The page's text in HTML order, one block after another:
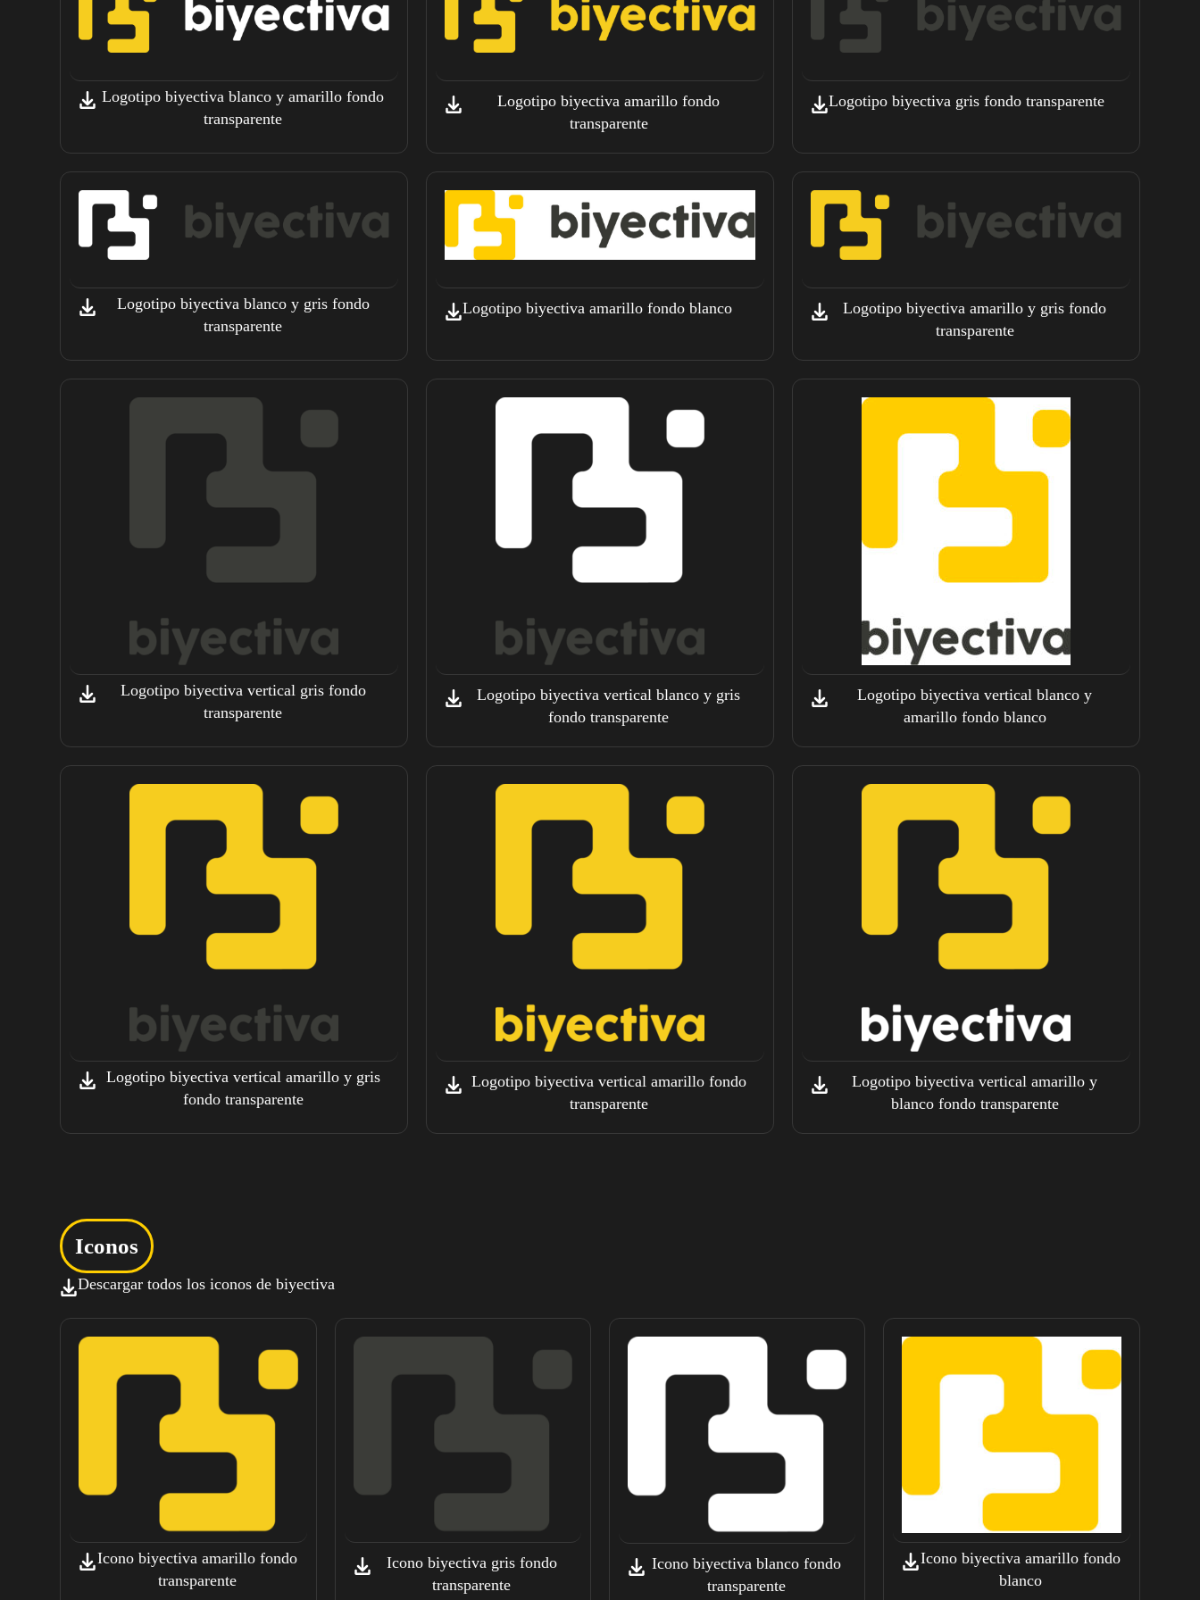
Logotipo biyectiva blanco y amarillo fondo
transparente
Logotipo biyectiva amarillo fondo
transparente
Logotipo biyectiva gris fondo transparente
Logotipo biyectiva blanco y gris fondo
transparente
Logotipo biyectiva amarillo fondo blanco
Logotipo biyectiva amarillo y gris fondo
transparente
Logotipo biyectiva vertical gris fondo
transparente
Logotipo biyectiva vertical blanco y gris
fondo transparente
Logotipo biyectiva vertical blanco y
amarillo fondo blanco
Logotipo biyectiva vertical amarillo y gris
fondo transparente
Logotipo biyectiva vertical amarillo fondo
transparente
Logotipo biyectiva vertical amarillo y
blanco fondo transparente
Iconos
Descargar todos los iconos de biyectiva
Icono biyectiva amarillo fondo
transparente
Icono biyectiva gris fondo
transparente
Icono biyectiva blanco fondo
transparente
Icono biyectiva amarillo fondo
blanco